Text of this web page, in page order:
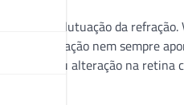
é a flutuação da
de refração nem sempre
alteração na retina